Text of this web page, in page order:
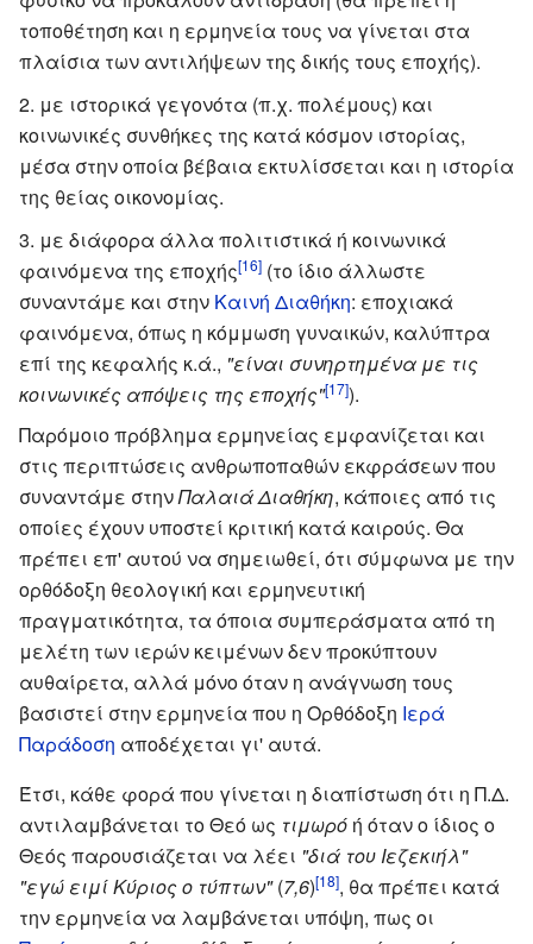
τοποθέτηση και η ερμηνεία τους να γίνεται στα
πλαίσια των αντιλήψεων της δικής τους εποχής).
με ιστορικά γεγονότα (π.χ. πολέμους) και
κοινωνικές συνθήκες της κατά κόσμον ιστορίας,
μέσα στην οποία βέβαια εκτυλίσσεται και η ιστορία
της θείας οικονομίας.
με διάφορα άλλα πολιτιστικά ή κοινωνικά
φαινόμενα της εποχής[16] (το ίδιο άλλωστε
συναντάμε και στην Καινή Διαθήκη: εποχιακά
φαινόμενα, όπως η κόμμωση γυναικών, καλύπτρα
επί της κεφαλής κ.ά., "είναι συνηρτημένα με τις
κοινωνικές απόψεις της εποχής"[17]).
Παρόμοιο πρόβλημα ερμηνείας εμφανίζεται και
στις περιπτώσεις ανθρωποπαθών εκφράσεων που
συναντάμε στηνΠαλαιά Διαθήκη, κάποιες από τις
οποίες έχουν υποστεί κριτική κατά καιρούς. Θα
πρέπει επ' αυτού να σημειωθεί, ότι σύμφωνα με την
ορθόδοξη θεολογική και ερμηνευτική
πραγματικότητα, τα όποια συμπεράσματα από τη
μελέτη των ιερών κειμένων δεν προκύπτουν
αυθαίρετα, αλλά μόνο όταν η ανάγνωση τους
βασιστεί στην ερμηνεία που η Ορθόδοξη Ιερά
Παράδοση αποδέχεται γι' αυτά.
Έτσι, κάθε φορά που γίνεται η διαπίστωση ότι η Π.Δ.
αντιλαμβάνεται το Θεό ως τιμωρό ή όταν ο ίδιος ο
Θεός παρουσιάζεται να λέει "διά του Ιεζεκιήλ"
"εγώ ειμί Κύριος ο τύπτων"(7,6)[18], θα πρέπει κατά
την ερμηνεία να λαμβάνεται υπόψη, πως οι